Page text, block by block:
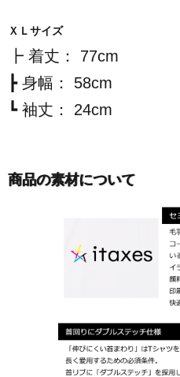
ＸＬサイズ
┣ 着丈： 77cm
┣ 身幅： 58cm
┗ 袖丈： 24cm
商品の素材について